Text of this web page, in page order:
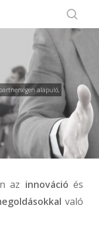
alapuló,
az innováció és
való
Close
Menu